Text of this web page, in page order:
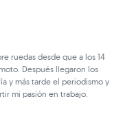
ruedas desde que a los 14
Después llegaron los
y más tarde el periodismo y
mi pasión en trabajo.